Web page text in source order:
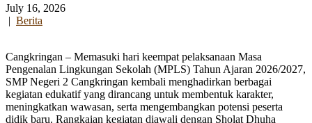
July 16, 2026
| Berita
Cangkringan – Memasuki hari keempat pelaksanaan Masa
Pengenalan Lingkungan Sekolah (MPLS) Tahun Ajaran 2026/2027,
SMP Negeri 2 Cangkringan kembali menghadirkan berbagai
kegiatan edukatif yang dirancang untuk membentuk karakter,
meningkatkan wawasan, serta mengembangkan potensi peserta
didik baru. Rangkaian kegiatan diawali dengan Sholat Dhuha